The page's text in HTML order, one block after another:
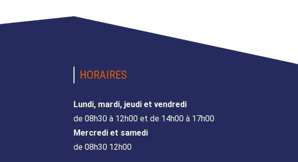
HORAIRES
Lundi, mardi, jeudi et vendredi
de 08h30 à 12h00 et de 14h00 à 17h00
Mercredi et samedi
de 08h30 12h00